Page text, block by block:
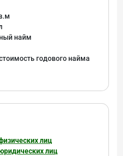
найм
годового найма
лиц
лиц